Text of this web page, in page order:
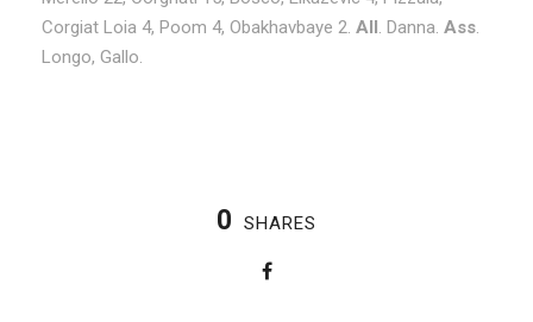
Corgiat Loia 4, Poom 4, Obakhavbaye 2. All. Danna. Ass.
Longo, Gallo.
0 SHARES